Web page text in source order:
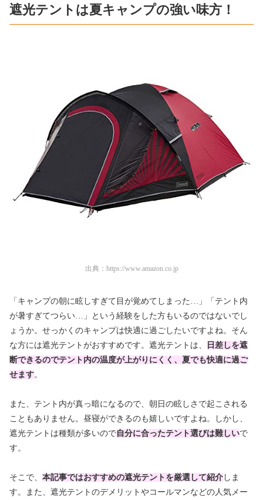
遮光テントは夏キャンプの強い味方！
出典： https://www.amazon.co.jp
「キャンプの朝に眩しすぎて目が覚めてしまった…」「テント内
が暑すぎてつらい…」という経験をした方もいるのではないでし
ょうか。せっかくのキャンプは快適に過ごしたいですよね。そん
な方には遮光テントがおすすめです。遮光テントは、
日差しを遮
断できるのでテント内の温度が上がりにくく、夏でも快適に過ご
せます。
また、テント内が真っ暗になるので、朝日の眩しさで起こされる
こともありません。昼寝ができるのも嬉しいですよね。しかし、
遮光テントは種類が多いので自分に合ったテント選びは難しいで
す。
そこで、 本記事ではおすすめの遮光テントを厳選して紹介 しま
す。また、遮光テントのデメリットやコールマンなどの人気メー